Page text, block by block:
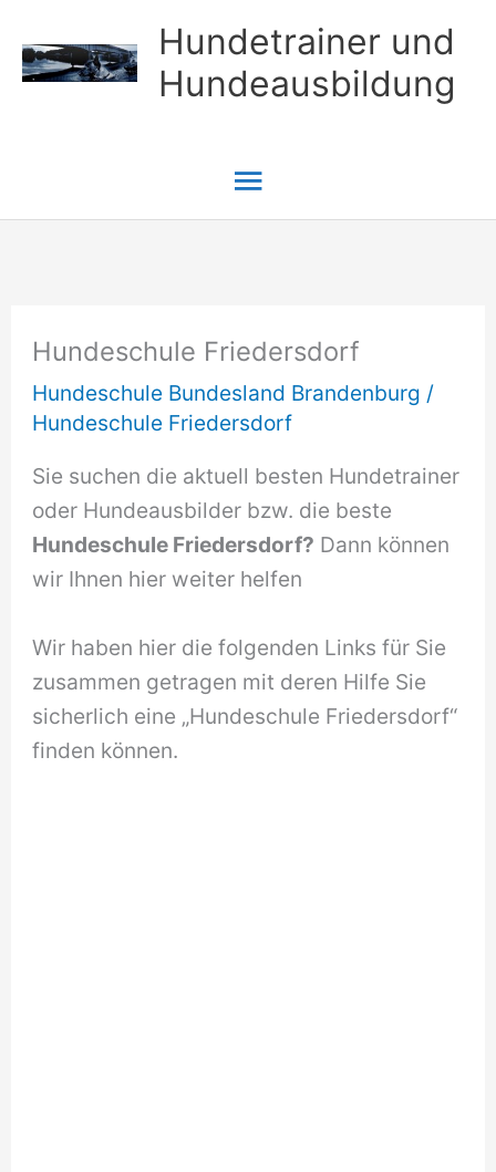
Inhalt
springen
Hundetrainer und
Hundeausbildung
Hauptmenü
Hundeschule Friedersdorf
Hundeschule Bundesland Brandenburg /
Hundeschule Friedersdorf
Sie suchen die aktuell besten Hundetrainer
oder Hundeausbilder bzw. die beste
Hundeschule Friedersdorf? Dann können
wir Ihnen hier weiter helfen
Wir haben hier die folgenden Links für Sie
zusammen getragen mit deren Hilfe Sie
sicherlich eine „Hundeschule Friedersdorf“
finden können.